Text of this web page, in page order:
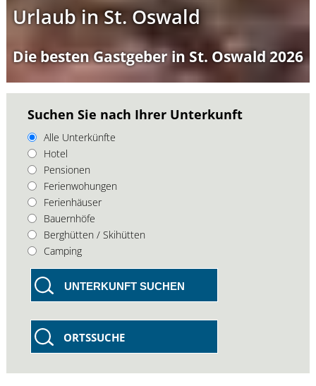
Urlaub in St. Oswald
Die besten Gastgeber in St. Oswald 2026
Suchen Sie nach Ihrer Unterkunft
Alle Unterkünfte
Hotel
Pensionen
Ferienwohungen
Ferienhäuser
Bauernhöfe
Berghütten / Skihütten
Camping
UNTERKUNFT SUCHEN
ORTSSUCHE